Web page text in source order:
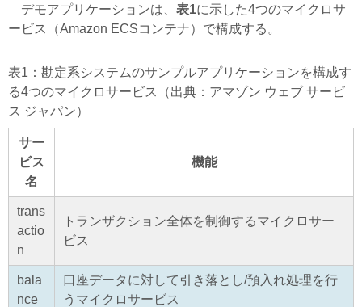
デモアプリケーションは、 表1に示した4つのマイクロサ
ービス（Amazon ECSコンテナ）で構成する。
表1：勘定系システムのサンプルアプリケーションを構成す
る4つのマイクロサービス（出典：アマゾン ウェブ サービ
ス ジャパン）
サー
ビス
名
機能
trans
actio
n
トランザクション全体を制御するマイクロサー
ビス
bala
nce
口座データに対して引き落とし/預入れ処理を行
うマイクロサービス